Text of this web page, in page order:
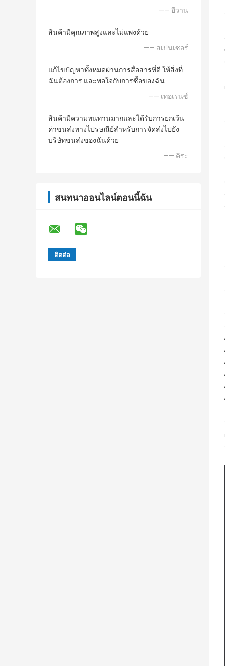
—— อีวาน
สินค้ามีคุณภาพสูงและไม่แพงด้วย
—— สเปนเซอร์
แก้ไขปัญหาทั้งหมดผ่านการสื่อสารที่ดี ให้สิ่งที่
ฉันต้องการ และพอใจกับการซื้อของฉัน
—— เทอเรนซ์
สินค้ามีความทนทานมากและได้รับการยกเว้น
ค่าขนส่งทางไปรษณีย์สำหรับการจัดส่งไปยัง
บริษัทขนส่งของฉันด้วย
—— คิระ
สนทนาออนไลน์ตอนนี้ฉัน